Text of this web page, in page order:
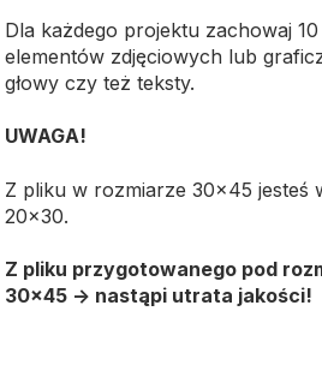
Dla każdego projektu zachowaj
elementów zdjęciowych lub
głowy czy też teksty.
UWAGA!
Z pliku w rozmiarze 30x45 jesteś
20x30.
Z pliku przygotowanego pod
30x45 -> nastąpi utrata jakości!